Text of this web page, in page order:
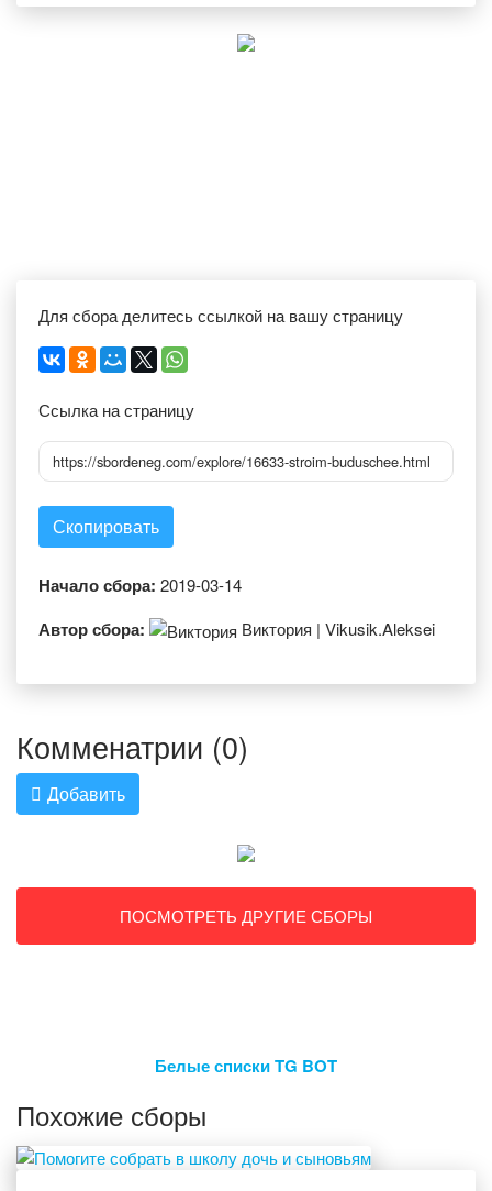
Для сбора делитесь ссылкой на вашу страницу
Ссылка на страницу
https://sbordeneg.com/explore/16633-stroim-buduschee.html
Скопировать
Начало сбора: 2019-03-14
Автор сбора: Виктория | Vikusik.Aleksei
Комменатрии (0)
Добавить
ПОСМОТРЕТЬ ДРУГИЕ СБОРЫ
Белые списки TG BOT
Похожие сборы